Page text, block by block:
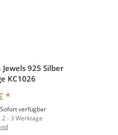
925 Silber
KC1026
*
Sofort verfügbar
2 - 3 Werktage